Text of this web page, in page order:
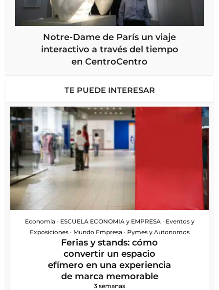
Notre-Dame de París un viaje
interactivo a través del tiempo
en CentroCentro
TE PUEDE INTERESAR
Economia • ESCUELA ECONOMIA y EMPRESA • Eventos y
Exposiciones • Mundo Empresa • Pymes y Autonomos
Ferias y stands: cómo
convertir un espacio
efímero en una experiencia
de marca memorable
3 semanas